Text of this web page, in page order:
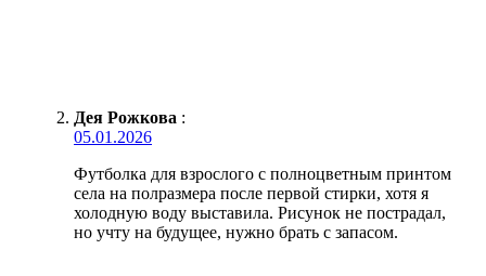
Дея Рожкова :
05.01.2026
Футболка для взрослого с полноцветным принтом
села на полразмера после первой стирки, хотя я
холодную воду выставила. Рисунок не пострадал,
но учту на будущее, нужно брать с запасом.